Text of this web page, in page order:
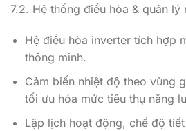
7.2. Hệ thống điều hòa & quản lý
Hệ điều hòa inverter tích hợp
thông minh.
Cảm biến nhiệt độ theo vùng
tối ưu hóa mức tiêu thụ năng
Lập lịch hoạt động, chế độ